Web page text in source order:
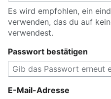
Es wird empfohlen, ein
verwenden, das du auf
verwendest.
Passwort bestätigen
E-Mail-Adresse